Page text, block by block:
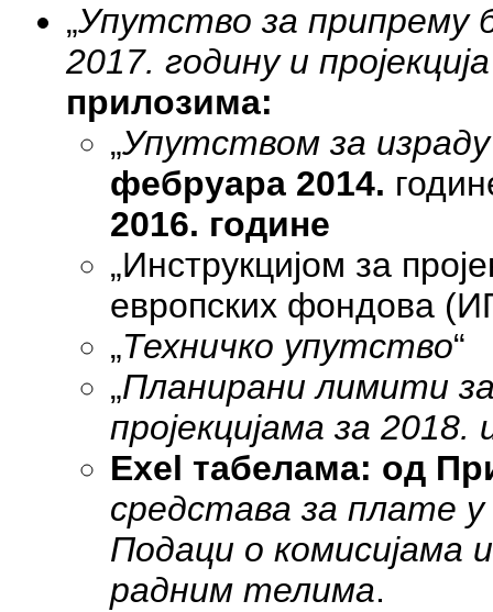
„Упутство за припрему
2017. годину и
прилозима:
„Упутством за
фебруара 2014.
2016. године
„Инструкцијом за
европских фондова
„Техничко упутство“
„Планирани лимити
пројекцијама за 2018.
Exel табелама: од
средстава за плате у
Подаци о комисијама
радним телима.